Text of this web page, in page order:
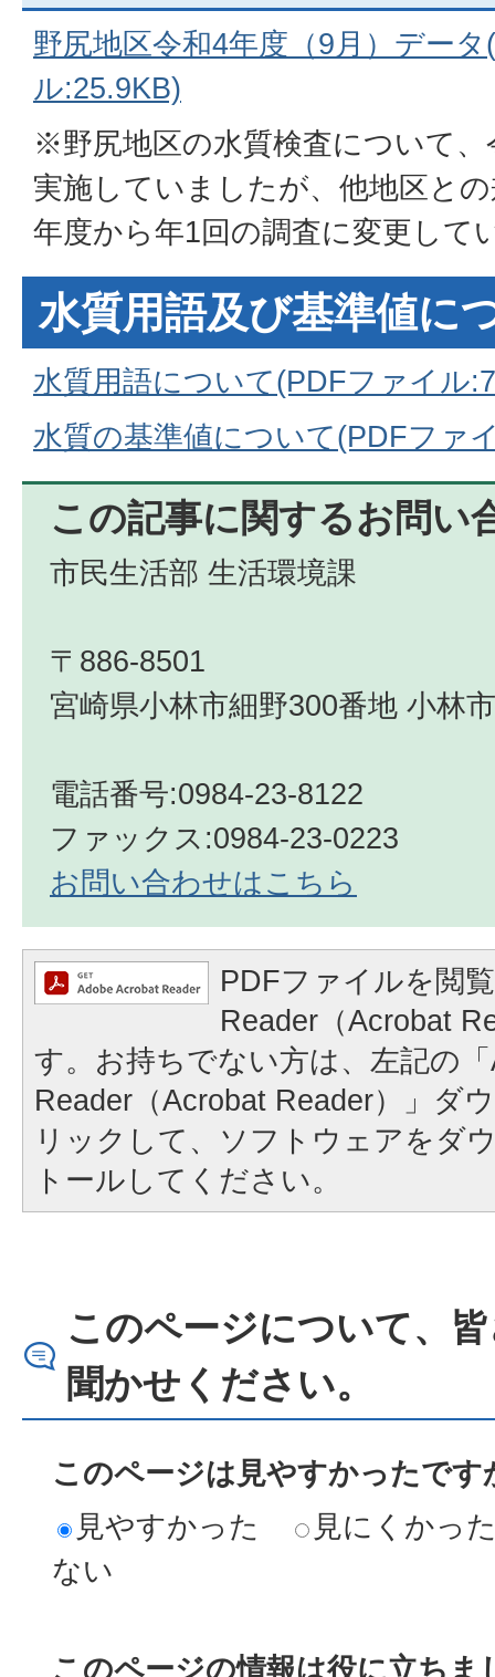
野尻地区令和4年度（9月）デー
ル:25.9KB)
※野尻地区の水質検査について
実施していましたが、他地区と
年度から年1回の調査に変更して
水質用語及び基準値に
水質用語について(PDFファイル
水質の基準値について(PDFファ
この記事に関するお問い
市民生活部 生活環境課
〒886-8501
宮崎県小林市細野300番地 小林
電話番号:0984-23-8122
ファックス:0984-23-0223
お問い合わせはこちら
PDFファイルを閲
Reader（Acrobat
す。お持ちでない方は、左記の
Reader（Acrobat Reader）」ダ
リックして、ソフトウェアをダ
トールしてください。
このページについて、
聞かせください。
このページは見やすかったです
見やすかった
見にくかっ
ない
このページの情報は役に立ちま